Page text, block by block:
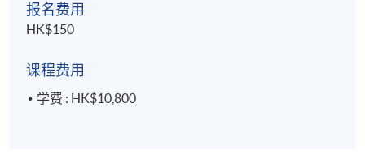
报名费用
HK$150
课程费用
学费 : HK$10,800